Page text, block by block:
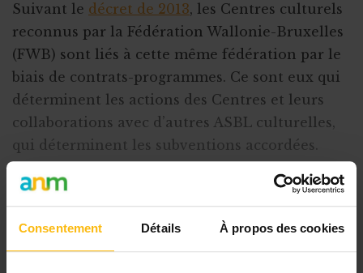
Consentement Détails À propos des cookies
Suivant le décret de 2013, les Centres culturels
reconnus par la Fédération Wallonie-Bruxelles
(FWB) sont liés à cette même fédération par le
biais de contrats-programmes. Ce sont eux qui
déterminent les actions des Centres et leurs
collaborations avec d’autres ASBL culturelles,
qui déterminent les subventions accordées.
Voici les détails de la procédure pour obtenir
un contrat-programme et ses finalités.
Un dossier pour définir des besoins